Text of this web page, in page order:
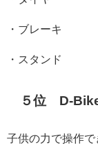
・ブレーキ
・スタンド
５位 D-
子供の力で操作